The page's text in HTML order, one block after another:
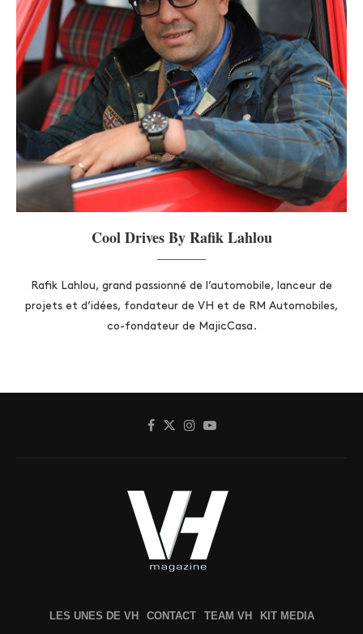
Cool Drives By Rafik Lahlou
Rafik Lahlou, grand passionné de l’automobile, lanceur de
projets et d’idées, fondateur de VH et de RM Automobiles,
co-fondateur de MajicCasa.
LES UNES DE VH CONTACT TEAM VH KIT MEDIA